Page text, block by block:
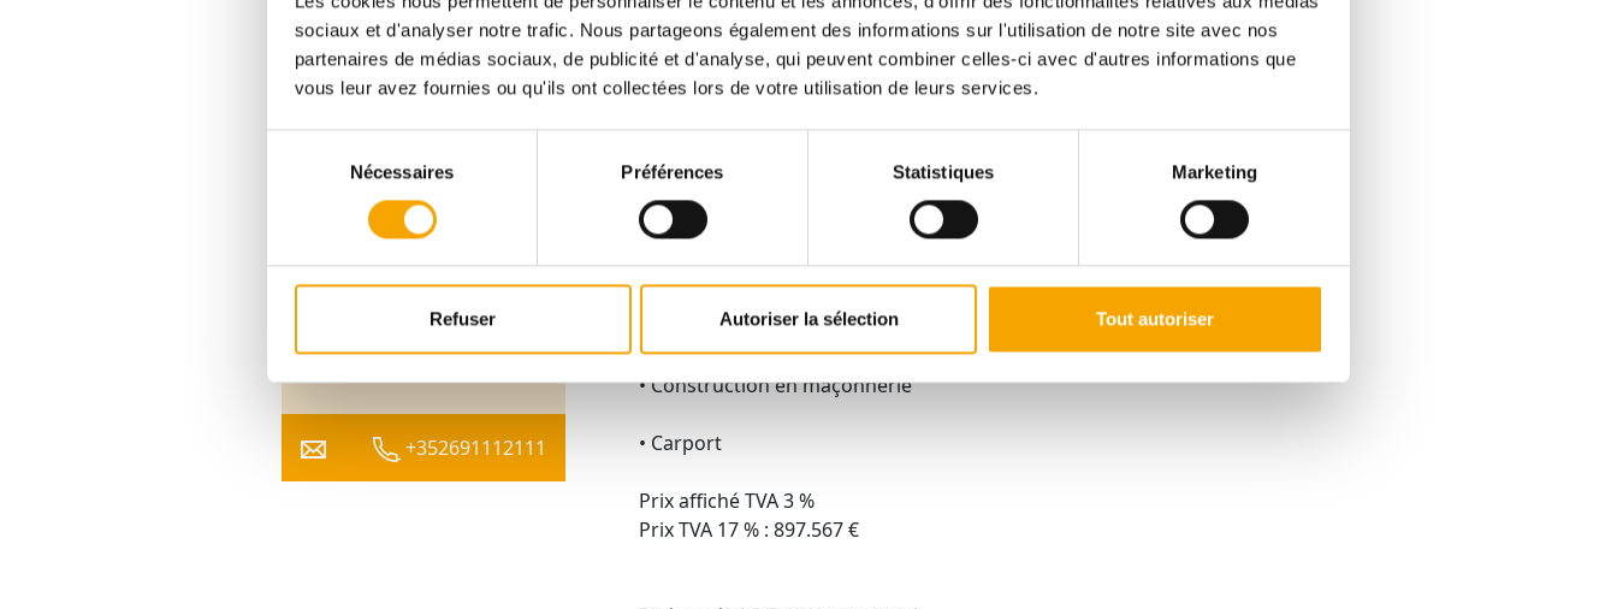
sociaux et d'analyser notre trafic. Nous partageons également des informations sur l'utilisation de notre site avec nos
partenaires de médias sociaux, de publicité et d'analyse, qui peuvent combiner celles-ci avec d'autres informations que
vous leur avez fournies ou qu'ils ont collectées lors de votre utilisation de leurs services.
consentement
Nécessaires Préférences Statistiques Marketing
Refuser Autoriser la sélection Tout autoriser
DPE :AAA
847 567,00 €
sur ce bien, vous pouvez
prendre contact avec
Afafe FAHI
+352691112111
Les points forts :
• Cadre de vie pratique et agréable, parfait pour les familles.
économique et écologique.
• Disposition intelligente : Grand sous-sol avec nombreux espaces de
rangement, salle à manger/cuisine lumineuse ouvert sur le jardin, salon
2 salles de bains.
• Construction en maçonnerie
• Carport
Prix affiché TVA 3 %
Prix TVA 17 % : 897.567 €